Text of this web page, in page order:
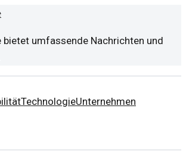
umfassende Nachrichten und
TechnologieUnternehmen